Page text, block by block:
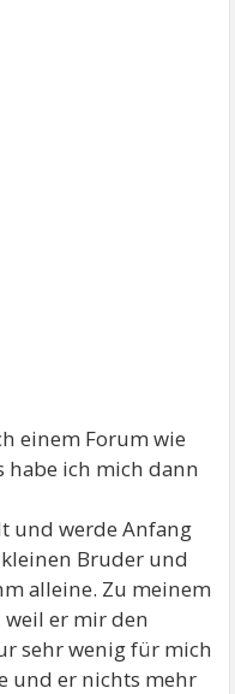
einem Forum wie
habe ich mich dann
und werde Anfang
Bruder und
alleine. Zu meinem
weil er mir den
sehr wenig für mich
und er nichts mehr